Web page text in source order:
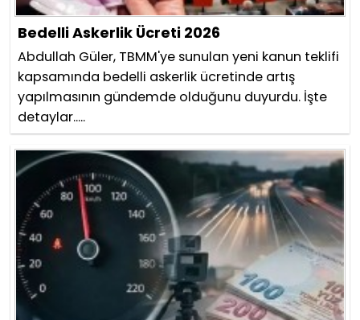
Bedelli Askerlik Ücreti 2026
Abdullah Güler, TBMM'ye sunulan yeni kanun teklifi
kapsamında bedelli askerlik ücretinde artış
yapılmasının gündemde olduğunu duyurdu. İşte
detaylar.....